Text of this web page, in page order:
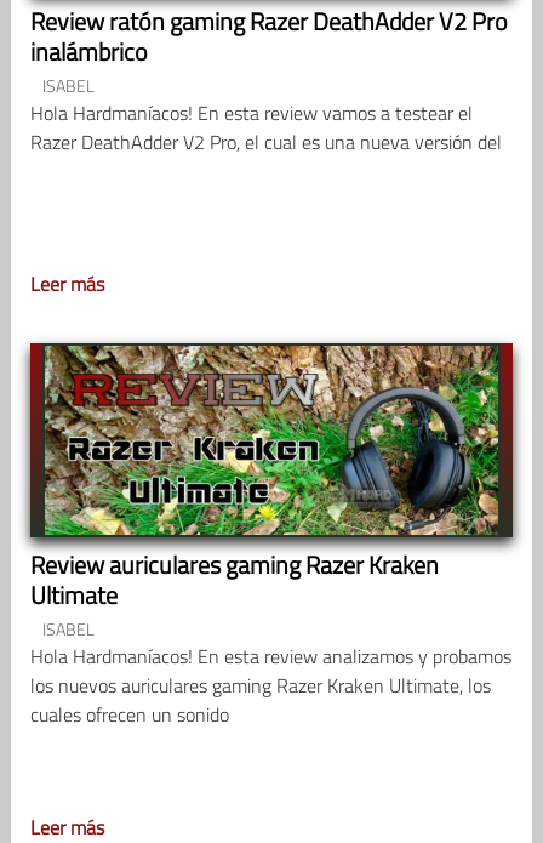
Review ratón gaming Razer DeathAdder V2 Pro
inalámbrico
ISABEL
Hola Hardmaníacos! En esta review vamos a testear el
Razer DeathAdder V2 Pro, el cual es una nueva versión del
Leer más
Review auriculares gaming Razer Kraken
Ultimate
ISABEL
Hola Hardmaníacos! En esta review analizamos y probamos
los nuevos auriculares gaming Razer Kraken Ultimate, los
cuales ofrecen un sonido
Leer más